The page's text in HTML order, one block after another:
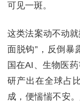
可见一斑。
这类法案动不动就
面脱钩”，反倒暴
国在AI、生物医
研产出在全球占
成，便惴惴不安